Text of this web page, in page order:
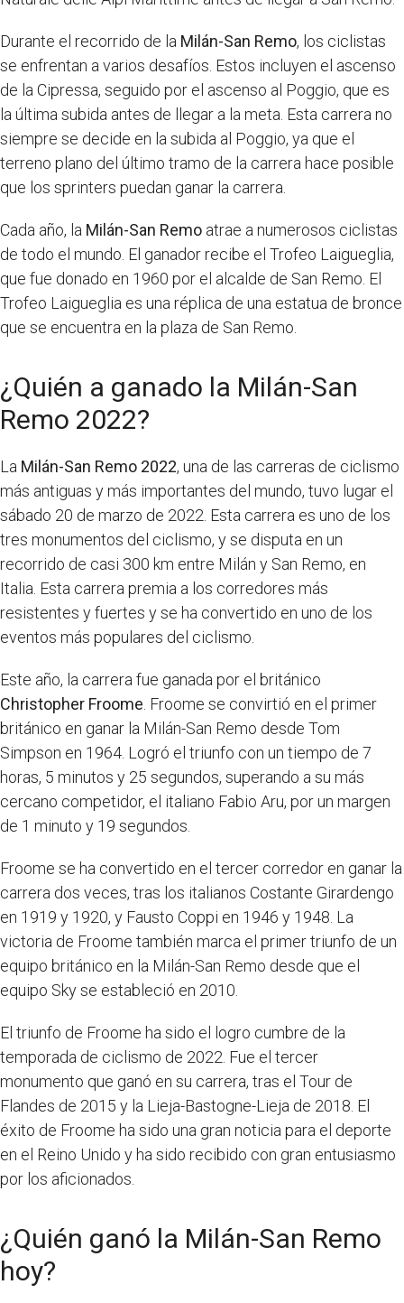
Durante el recorrido de la Milán-San Remo, los ciclistas
se enfrentan a varios desafíos. Estos incluyen el ascenso
de la Cipressa, seguido por el ascenso al Poggio, que es
la última subida antes de llegar a la meta. Esta carrera no
siempre se decide en la subida al Poggio, ya que el
terreno plano del último tramo de la carrera hace posible
que los sprinters puedan ganar la carrera.
Cada año, la Milán-San Remo atrae a numerosos ciclistas
de todo el mundo. El ganador recibe el Trofeo Laigueglia,
que fue donado en 1960 por el alcalde de San Remo. El
Trofeo Laigueglia es una réplica de una estatua de bronce
que se encuentra en la plaza de San Remo.
¿Quién a ganado la Milán-San
Remo 2022?
La Milán-San Remo 2022, una de las carreras de ciclismo
más antiguas y más importantes del mundo, tuvo lugar el
sábado 20 de marzo de 2022. Esta carrera es uno de los
tres monumentos del ciclismo, y se disputa en un
recorrido de casi 300 km entre Milán y San Remo, en
Italia. Esta carrera premia a los corredores más
resistentes y fuertes y se ha convertido en uno de los
eventos más populares del ciclismo.
Este año, la carrera fue ganada por el británico
Christopher Froome . Froome se convirtió en el primer
británico en ganar la Milán-San Remo desde Tom
Simpson en 1964. Logró el triunfo con un tiempo de 7
horas, 5 minutos y 25 segundos, superando a su más
cercano competidor, el italiano Fabio Aru, por un margen
de 1 minuto y 19 segundos.
Froome se ha convertido en el tercer corredor en ganar la
carrera dos veces, tras los italianos Costante Girardengo
en 1919 y 1920, y Fausto Coppi en 1946 y 1948. La
victoria de Froome también marca el primer triunfo de un
equipo británico en la Milán-San Remo desde que el
equipo Sky se estableció en 2010.
El triunfo de Froome ha sido el logro cumbre de la
temporada de ciclismo de 2022. Fue el tercer
monumento que ganó en su carrera, tras el Tour de
Flandes de 2015 y la Lieja-Bastogne-Lieja de 2018. El
éxito de Froome ha sido una gran noticia para el deporte
en el Reino Unido y ha sido recibido con gran entusiasmo
por los aficionados.
¿Quién ganó la Milán-San Remo
hoy?